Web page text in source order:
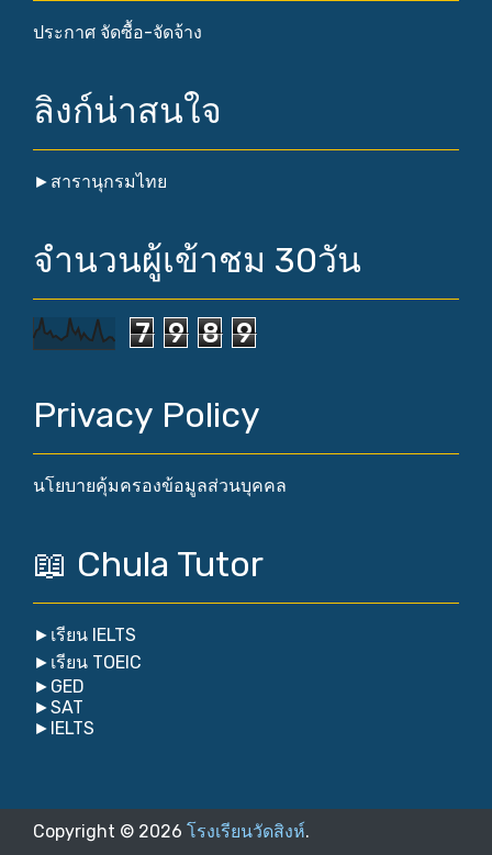
ประกาศ จัดซื้อ-จัดจ้าง
ลิงก์น่าสนใจ
► สารานุกรมไทย
จำนวนผู้เข้าชม 30วัน
7 9 8 9
Privacy Policy
นโยบายคุ้มครองข้อมูลส่วนบุคคล
📖 Chula Tutor
► เรียน IELTS
► เรียน TOEIC
► GED
►SAT
► IELTS
Copyright © 2026 โรงเรียนวัดสิงห์.